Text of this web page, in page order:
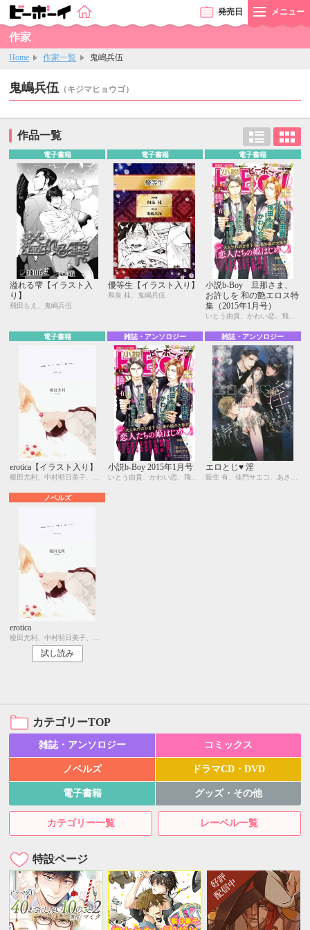
発売日 メニュー
作家
Home 作家一覧 鬼嶋兵伍
鬼嶋兵伍 （キジマヒョウゴ）
作品一覧
電子書籍
溢れる雫【イラスト入
り】
飛田もえ、鬼嶋兵伍
電子書籍
優等生【イラスト入り】
和泉 桂、鬼嶋兵伍
電子書籍
小説b-Boy 旦那さま、
お許しを 和の艶エロス特
集（2015年1月号）
いとう由貴、かわい恋、飛田もえ、宇喜田ふゆ、門地かおり、紺色ルナ、鬼嶋兵伍、九重シャム
電子書籍
erotica【イラスト入り】
雑誌・アンソロジー
小説b-Boy 2015年1月号
いとう由貴、かわい恋、飛田もえ、宇喜田ふゆ、門地かおり、紺色ルナ、鬼嶋兵伍、九重シャム
雑誌・アンソロジー
エロとじ♥ 淫
ノベルズ
erotica
榎田尤利、中村明日美子、今 市子、えすとえむ、円陣闇丸、鬼嶋兵伍、腰乃
試し読み
カテゴリーTOP
雑誌・アンソロジー コミックス
ノベルズ ドラマCD・DVD
電子書籍 グッズ・その他
カテゴリー一覧 レーベル一覧
特設ページ